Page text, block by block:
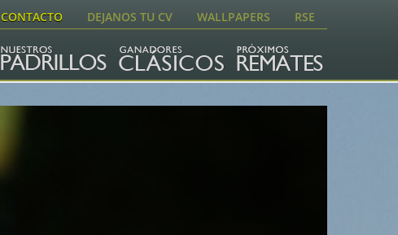
CONTACTO DEJANOS TU CV WALLPAPERS
RSE